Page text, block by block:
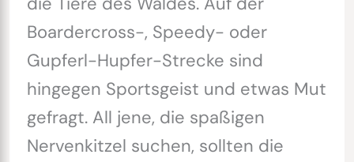
Boardercross-, Speedy- oder
Gupferl-Hupfer-Strecke sind
hingegen Sportsgeist und etwas Mut
gefragt. All jene, die spaßigen
Nervenkitzel suchen, sollten die